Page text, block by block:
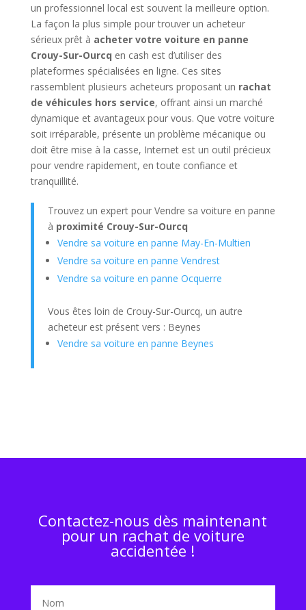
un professionnel local est souvent la meilleure option.
La façon la plus simple pour trouver un acheteur
sérieux prêt à acheter votre voiture en panne
Crouy-Sur-Ourcq en cash est d’utiliser des
plateformes spécialisées en ligne. Ces sites
rassemblent plusieurs acheteurs proposant un rachat
de véhicules hors service, offrant ainsi un marché
dynamique et avantageux pour vous. Que votre voiture
soit irréparable, présente un problème mécanique ou
doit être mise à la casse, Internet est un outil précieux
pour vendre rapidement, en toute confiance et
tranquillité.
Trouvez un expert pour Vendre sa voiture en panne
à proximité Crouy-Sur-Ourcq
Vendre sa voiture en panne May-En-Multien
Vendre sa voiture en panne Vendrest
Vendre sa voiture en panne Ocquerre
Vous êtes loin de Crouy-Sur-Ourcq, un autre
acheteur est présent vers : Beynes
Vendre sa voiture en panne Beynes
Contactez-nous dès maintenant
pour un rachat de voiture
accidentée !